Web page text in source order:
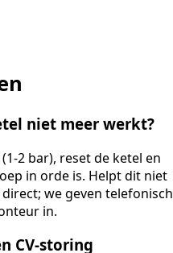
niet meer werkt?
2 bar), reset de ketel en
in orde is. Helpt dit niet
we geven telefonisch
in.
CV-storing